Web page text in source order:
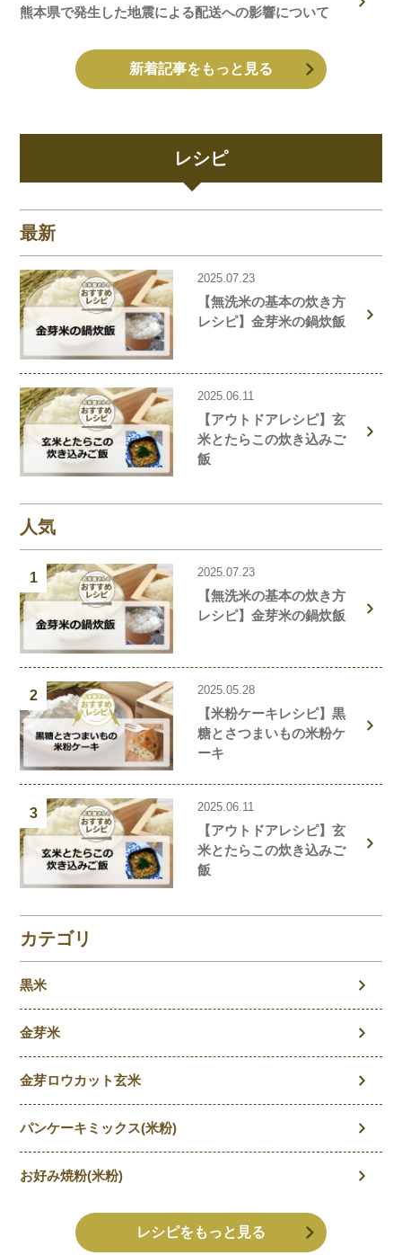
レシピ
最新
2025.07.23
【無洗米の基本の炊き方
レシピ】金芽米の鍋炊飯
2025.06.11
【アウトドアレシピ】玄
米とたらこの炊き込みご
飯
人気
1 2025.07.23
【無洗米の基本の炊き方
レシピ】金芽米の鍋炊飯
2 2025.05.28
【米粉ケーキレシピ】黒
糖とさつまいもの米粉ケ
ーキ
3 2025.06.11
【アウトドアレシピ】玄
米とたらこの炊き込みご
飯
カテゴリ
黒米
金芽米
金芽ロウカット玄米
パンケーキミックス(米粉)
お好み焼粉(米粉)
レシピをもっと見る
熊本県で発生した地震による配送への影響について
新着記事をもっと見る